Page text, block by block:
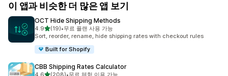
이 앱과 비슷한 더 많은 앱 보기
OCT Hide Shipping Methods
4.9별 5개 중
(19)
총 리뷰 19개
•무료 플랜 사용 가능
Sort, reorder, rename, hide shipping rates with checkout rules
Built for Shopify
CBB Shipping Rates Calculator
별 5개 중